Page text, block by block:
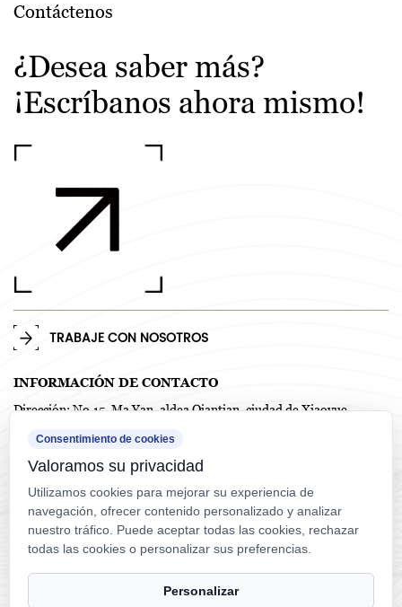
Contáctenos
¿Desea saber más?
¡Escríbanos ahora mismo!
TRABAJE CON NOSOTROS
INFORMACIÓN DE CONTACTO
Dirección: No.15, Ma Yan, aldea Qiantian, ciudad de Xiaoyue,
TEL: +86-575-82718958 / +86-0575-82718978
Teléfono: +86-138 5858 4714
Correo electrónico: frankw1117@qq.com
Consentimiento de cookies
Valoramos su privacidad
Utilizamos cookies para mejorar su experiencia de
navegación, ofrecer contenido personalizado y analizar
nuestro tráfico. Puede aceptar todas las cookies, rechazar
todas las cookies o personalizar sus preferencias.
Personalizar